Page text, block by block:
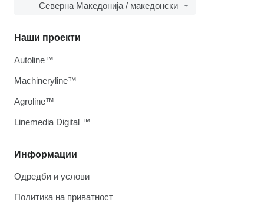
Северна Македонија / македонски
Информации
Одредби и услови
Политика на приватност
Наши проекти
Autoline™
Machineryline™
Agroline™
Linemedia Digital ™